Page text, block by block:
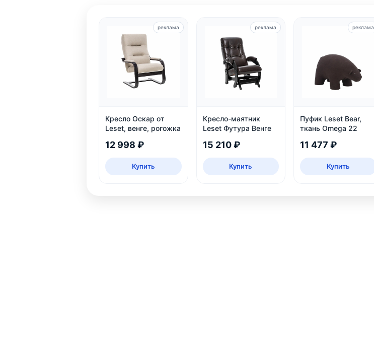
Кресло Оскар от
Leset, венге, рогожка
12 998 ₽
Купить
реклама
Кресло-маятник
Leset Футура Венге
15 210 ₽
Купить
реклама
Пуфик Leset Bear,
ткань Omega 22
11 477 ₽
Купить
реклама